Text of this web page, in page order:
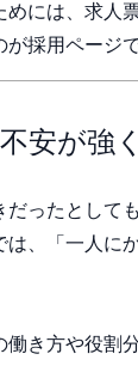
めには、求人
採用ページで
安が強
だったとして
は、「一人に
働き方や役割